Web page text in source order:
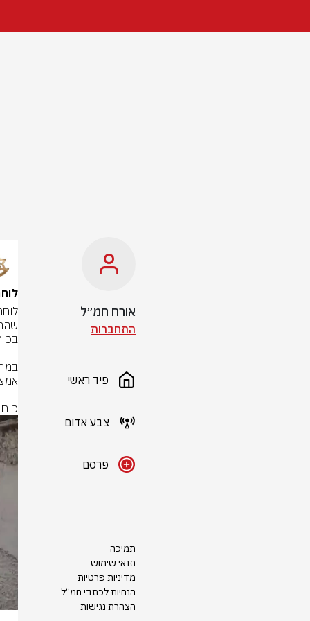
אורח חמ״ל
התחברות
פיד ראשי
צבע אדום
פרסם
תמיכה
תנאי שימוש
מדיניות פרטיות
הנחיות לכתבי חמ״ל
הצהרת נגישות